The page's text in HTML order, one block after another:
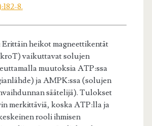
8.
Erittäin heikot magneettikentät
vaikuttavat solujen
muutoksia ATP:ssa
ja AMPK:ssa (solujen
säätelijä). Tulokset
merkittäviä, koska ATP:lla ja
rooli ihmisen